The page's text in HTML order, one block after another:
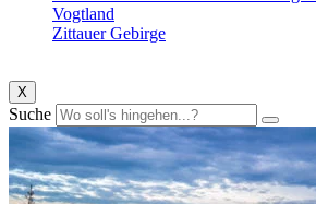
Vogtland
Zittauer Gebirge
X
Suche